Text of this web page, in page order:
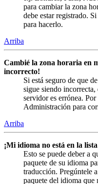
para cambiar la zona
debe estar registrado.
para hacerlo.
Arriba
Cambié la zona horaria en
incorrecto!
Si está seguro de que
sigue siendo incorrecta,
servidor es errónea.
Administración para
Arriba
¡Mi idioma no está en la
Esto se puede deber a
paquete de su idioma
traducción. Pregúntele
paquete del idioma que